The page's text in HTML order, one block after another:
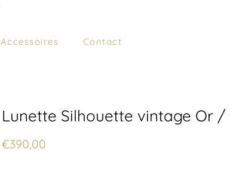
Accessoires Contact
Lunette Silhouette vintage Or /
Prix
€390,00